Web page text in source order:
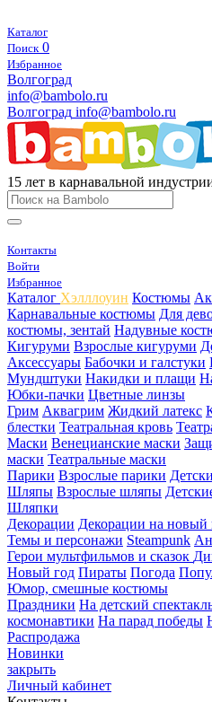
Каталог
Поиск 0
Избранное
Волгоград
info@bambolo.ru
Волгоград info@bambolo.ru
15 лет в карнавальной
Контакты
Войти
Избранное
Каталог Хэлллоуин Костюмы
Карнавальные костюмы Для
костюмы, зентай Надувные
Кигуруми Взрослые кигуруми
Аксессуары Бабочки и галстуки
Мундштуки Накидки и плащи
Юбки-пачки Цветные линзы
Грим Аквагрим Жидкий латекс
блестки Театральная кровь
Маски Венецианские маски
маски Театральные маски
Парики Взрослые парики
Шляпы Взрослые шляпы
Шляпки
Декорации Декорации на новый
Темы и персонажи Steampunk
Герои мультфильмов и сказок
Новый год Пираты Погода
Юмор, смешные костюмы
Праздники На детский
космонавтики На парад победы
Распродажа
Новинки
закрыть
Личный кабинет